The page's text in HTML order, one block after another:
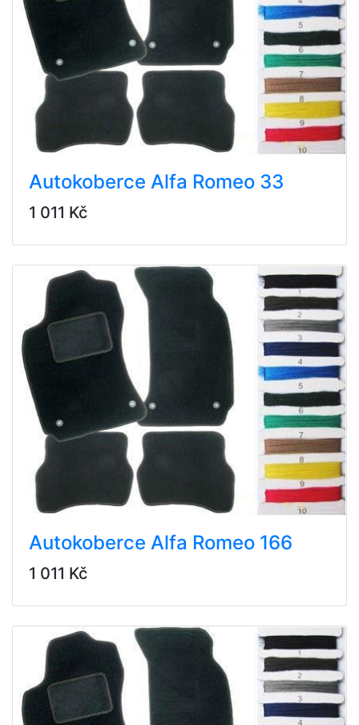
Autokoberce Alfa Romeo 33
1 011 Kč
Autokoberce Alfa Romeo 166
1 011 Kč